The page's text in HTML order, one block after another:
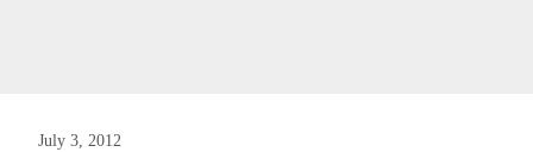
July 3, 2012